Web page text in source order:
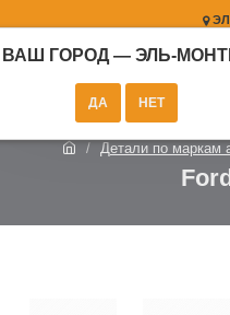
ВАШ ГОРОД — ЭЛЬ-
Детали по маркам